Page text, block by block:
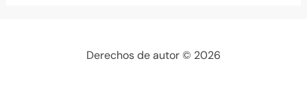
Derechos de autor © 2026